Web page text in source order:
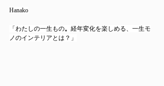
Hanako
「わたしの一生もの。 経年変化を楽しめる、一生モ
ノのインテリアとは？」